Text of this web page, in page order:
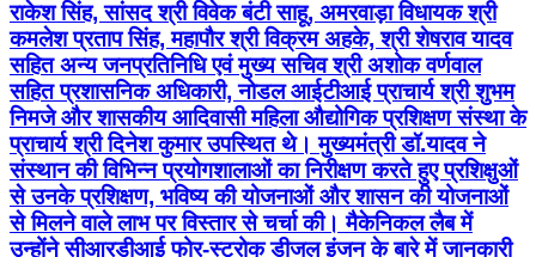
राकेश सिंह, सांसद श्री विवेक बंटी साहू, अमरवाड़ा विधायक श्री
कमलेश प्रताप सिंह, महापौर श्री विक्रम अहके, श्री शेषराव यादव
सहित अन्य जनप्रतिनिधि एवं मुख्य सचिव श्री अशोक वर्णवाल
सहित प्रशासनिक अधिकारी, नोडल आईटीआई प्राचार्य श्री शुभम
निमजे और शासकीय आदिवासी महिला औद्योगिक प्रशिक्षण संस्था के
प्राचार्य श्री दिनेश कुमार उपस्थित थे। मुख्यमंत्री डॉ.यादव ने
संस्थान की विभिन्न प्रयोगशालाओं का निरीक्षण करते हुए प्रशिक्षुओं
से उनके प्रशिक्षण, भविष्य की योजनाओं और शासन की योजनाओं
से मिलने वाले लाभ पर विस्तार से चर्चा की। मैकेनिकल लैब में
उन्होंने सीआरडीआई फोर-स्ट्रोक डीजल इंजन के बारे में जानकारी